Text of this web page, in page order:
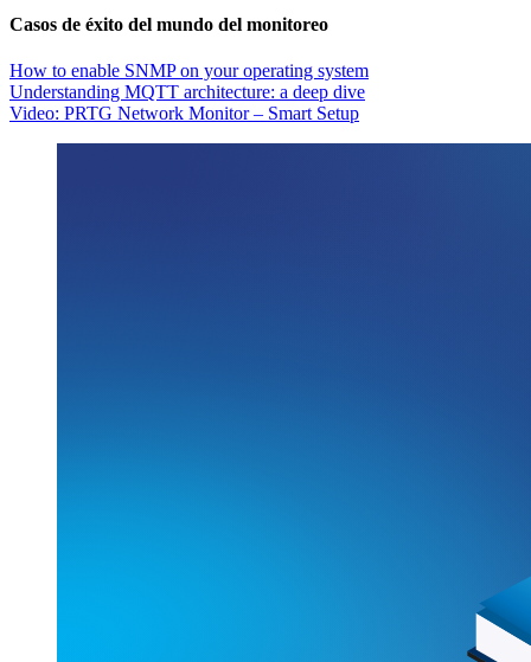
Casos de éxito del mundo del monitoreo
How to enable SNMP on your operating system
Understanding MQTT architecture: a deep dive
Video: PRTG Network Monitor – Smart Setup